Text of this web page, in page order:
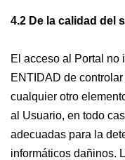
4.2 De la calidad del
El acceso al Portal no
ENTIDAD de
cualquier otro
al Usuario, en todo
adecuadas para la
informáticos dañinos.